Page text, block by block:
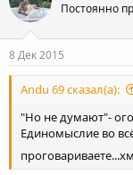
Постоянно
8 Дек 2015
Andu 69 сказал(а):
"Но не думают"-
Единомыслие во